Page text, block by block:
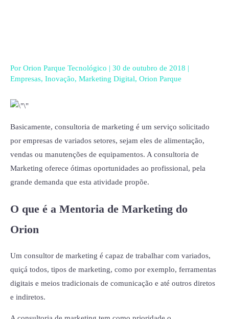
Por Orion Parque Tecnológico | 30 de outubro de 2018 |
Empresas, Inovação, Marketing Digital, Orion Parque
Basicamente, consultoria de marketing é um serviço solicitado
por empresas de variados setores, sejam eles de alimentação,
vendas ou manutenções de equipamentos. A consultoria de
Marketing oferece ótimas oportunidades ao profissional, pela
grande demanda que esta atividade propõe.
O que é a Mentoria de Marketing do
Orion
Um consultor de marketing é capaz de trabalhar com variados,
quiçá todos, tipos de marketing, como por exemplo, ferramentas
digitais e meios tradicionais de comunicação e até outros diretos
e indiretos.